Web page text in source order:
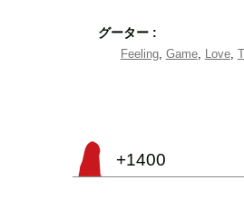
グーター :
Feeling, Game, Love,
+1400